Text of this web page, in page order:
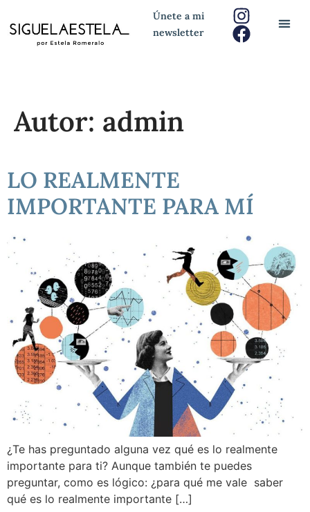
Únete a mi
newsletter
Autor: admin
LO REALMENTE
IMPORTANTE PARA MÍ
¿Te has preguntado alguna vez qué es lo realmente
importante para ti? Aunque también te puedes
preguntar, como es lógico: ¿para qué me vale saber
qué es lo realmente importante […]